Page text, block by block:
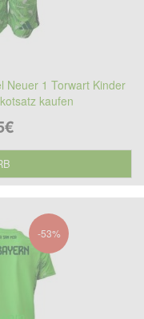
Neuer 1 Torwart Kinder
kaufen
-53%